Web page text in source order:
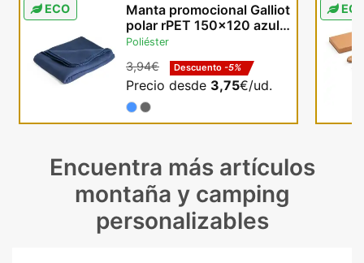
ECO
Manta promocional Galliot
polar rPET 150x120 azul
gris con bolsa
Poliéster
3,94€ Descuento -5%
Precio desde 3,75€/ud.
Encuentra más artículos
montaña y camping
personalizables